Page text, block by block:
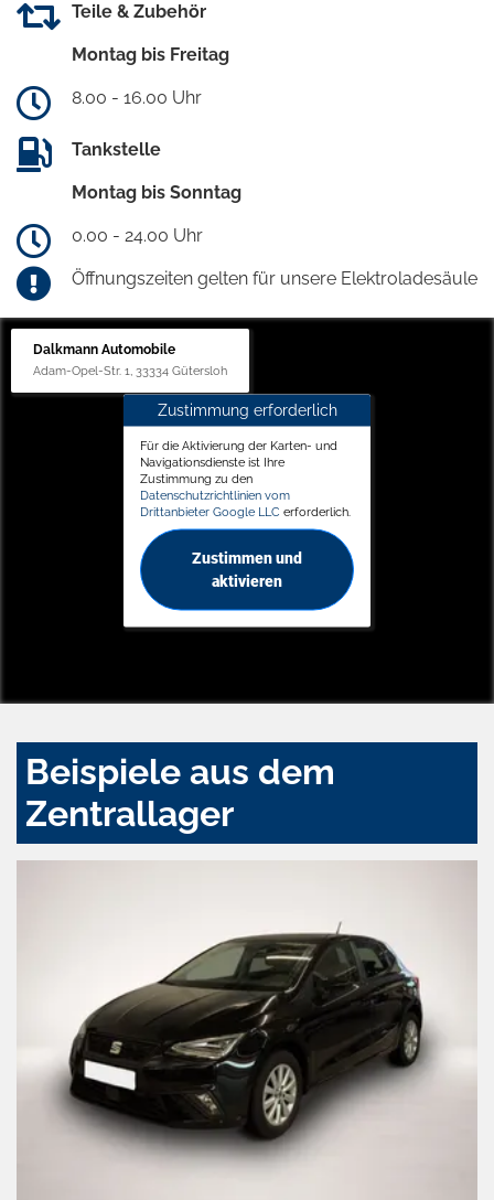
Teile & Zubehör
Montag bis Freitag
8.00 - 16.00 Uhr
Tankstelle
Montag bis Sonntag
0.00 - 24.00 Uhr
Öffnungszeiten gelten für unsere Elektroladesäule
Dalkmann Automobile
Adam-Opel-Str. 1, 33334 Gütersloh
Zustimmung erforderlich
Für die Aktivierung der Karten- und
Navigationsdienste ist Ihre
Zustimmung zu den
Datenschutzrichtlinien vom
Drittanbieter Google LLC erforderlich.
Zustimmen und
aktivieren
Beispiele aus dem
Zentrallager